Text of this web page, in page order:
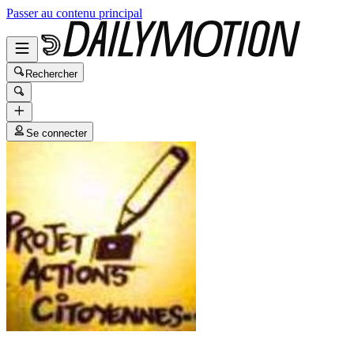
Passer au contenu principal
Rechercher
Se connecter